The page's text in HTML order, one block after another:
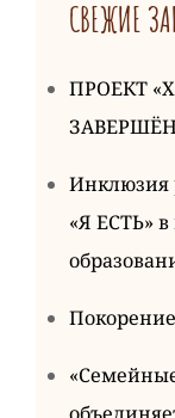
СВЕЖИЕ
ПРОЕКТ
Инклюзия
«Я ЕСТЬ»